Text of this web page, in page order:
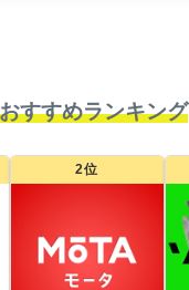
すすめランキング
2位